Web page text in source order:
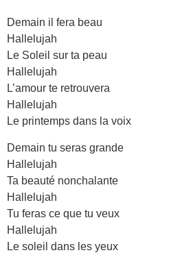
Demain il fera beau
Hallelujah
Le Soleil sur ta peau
Hallelujah
L’amour te retrouvera
Hallelujah
Le printemps dans la voix
Demain tu seras grande
Hallelujah
Ta beauté nonchalante
Hallelujah
Tu feras ce que tu veux
Hallelujah
Le soleil dans les yeux